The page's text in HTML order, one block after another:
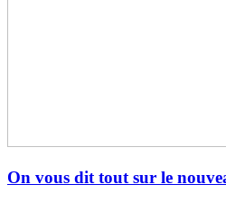
On vous dit tout sur le